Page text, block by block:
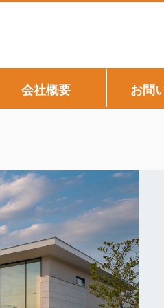
会社概要 お問